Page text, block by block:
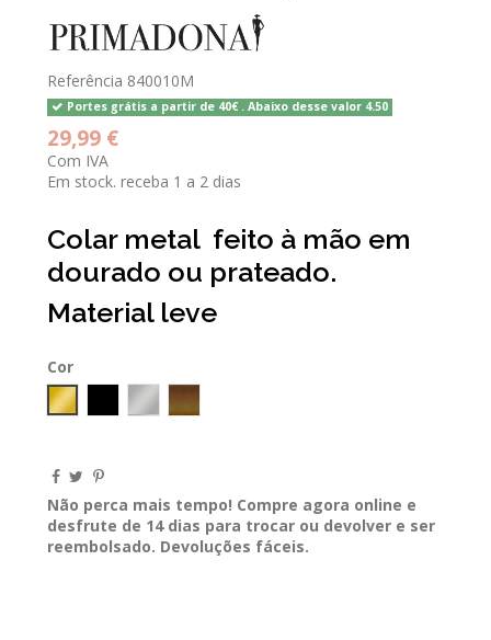
Referência 840010M
Portes grátis a partir de 40€ . Abaixo desse valor 4.50
29,99 €
Com IVA
Em stock. receba 1 a 2 dias
Colar metal feito à mão em
dourado ou prateado.
Material leve
Cor
GOLD
Preto Prateadobronze
Não perca mais tempo! Compre agora online e
desfrute de 14 dias para trocar ou devolver e ser
reembolsado. Devoluções fáceis.